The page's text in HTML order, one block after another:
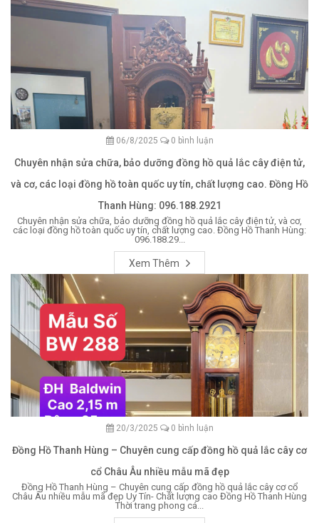
06/8/2025 0 bình luận
Chuyên nhận sửa chữa, bảo dưỡng đồng hồ quả lắc cây điện tử,
và cơ, các loại đồng hồ toàn quốc uy tín, chất lượng cao. Đồng Hồ
Thanh Hùng: 096.188.2921
Chuyên nhận sửa chữa, bảo dưỡng đồng hồ quả lắc cây điện tử, và cơ,
các loại đồng hồ toàn quốc uy tín, chất lượng cao. Đồng Hồ Thanh Hùng:
096.188.29...
Xem Thêm
20/3/2025 0 bình luận
Đồng Hồ Thanh Hùng – Chuyên cung cấp đồng hồ quả lắc cây cơ
cổ Châu Âu nhiều mẫu mã đẹp
Đồng Hồ Thanh Hùng – Chuyên cung cấp đồng hồ quả lắc cây cơ cổ
Châu Âu nhiều mẫu mã đẹp Uy Tín- Chất lượng cao Đồng Hồ Thanh Hùng
Thời trang phong cá...